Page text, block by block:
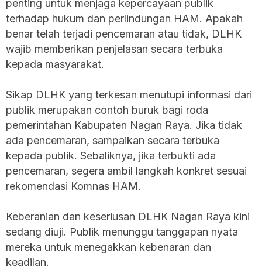
penting untuk menjaga kepercayaan publik
terhadap hukum dan perlindungan HAM. Apakah
benar telah terjadi pencemaran atau tidak, DLHK
wajib memberikan penjelasan secara terbuka
kepada masyarakat.
Sikap DLHK yang terkesan menutupi informasi dari
publik merupakan contoh buruk bagi roda
pemerintahan Kabupaten Nagan Raya. Jika tidak
ada pencemaran, sampaikan secara terbuka
kepada publik. Sebaliknya, jika terbukti ada
pencemaran, segera ambil langkah konkret sesuai
rekomendasi Komnas HAM.
Keberanian dan keseriusan DLHK Nagan Raya kini
sedang diuji. Publik menunggu tanggapan nyata
mereka untuk menegakkan kebenaran dan
keadilan.